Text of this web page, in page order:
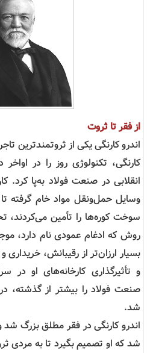
از فقر تا ثروت
اندرو کارنگی یکی از ثروتمندترین
انقلابی در صنعت فولاد به‌پا کرد.
وسایل حمل‌ونقل مواد خام گرفته
سوخت کوره‌ها را تأمین می‌کردند،
روش که ادغام عمودی نام دارد،
بسیار ارزان‌تر از رقیبانش، خریداری
و تأثیرگذاری کارخانه‌های او در
صنعت فولاد را بیشتر از گذشته،
شد.
اندرو کارنگی در فقر مطلق بزرگ
شد که او تصمیم بگیرد تا به مردی